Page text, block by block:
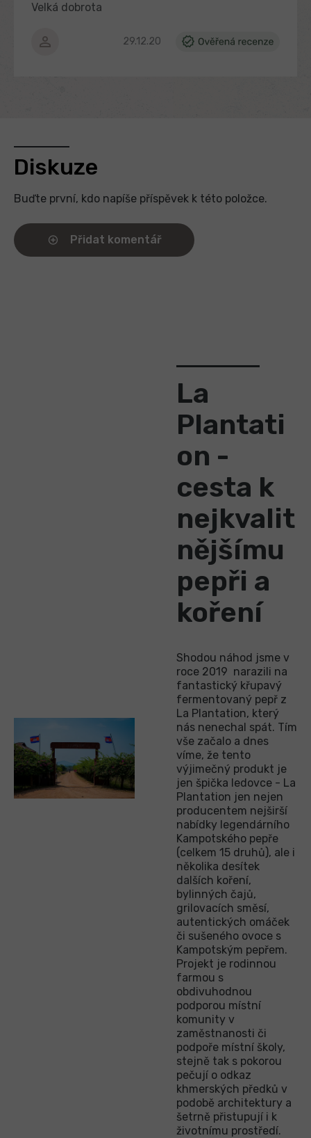
Hodnocení produktu je 5 z 5 hvězdiček.
29.12.2025
Velká dobrota
Diskuze
Buďte první, kdo napíše příspěvek k této položce.
Přidat komentář
La
Plantati
on -
cesta k
nejkvalit
nějšímu
pepři a
koření
Shodou náhod jsme v
roce 2019 narazili na
fantastický křupavý
fermentovaný pepř z
La Plantation, který
nás nenechal spát. Tím
vše začalo a dnes
víme, že tento
výjimečný produkt je
jen špička ledovce - La
Plantation jen nejen
producentem nejširší
nabídky legendárního
Kampotského pepře
(celkem 15 druhů), ale i
několika desítek
dalších koření,
bylinných čajů,
grilovacích směsí,
autentických omáček
či sušeného ovoce s
Kampotským pepřem.
Projekt je rodinnou
farmou s
obdivuhodnou
podporou místní
komunity v
zaměstnanosti či
podpoře místní školy,
stejně tak s pokorou
pečují o odkaz
khmerských předků v
podobě architektury a
šetrně přistupují i k
životnímu prostředí.